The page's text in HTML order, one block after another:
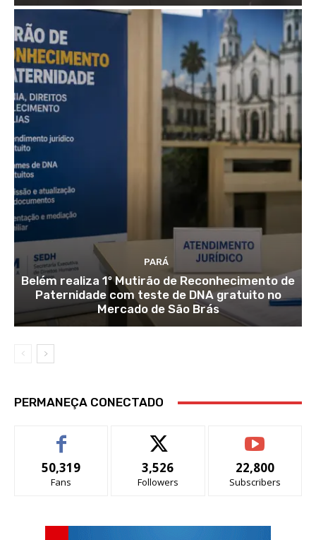
PARÁ
Belém realiza 1º Mutirão de Reconhecimento de
Paternidade com teste de DNA gratuito no
Mercado de São Brás
PERMANEÇA CONECTADO
50,319
Fans
3,526
Followers
22,800
Subscribers